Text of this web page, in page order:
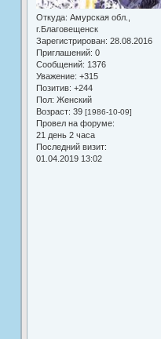
Откуда: Амурская обл.,
г.Благовещенск
Зарегистрирован: 28.08.2016
Приглашений: 0
Сообщений: 1376
Уважение: +315
Позитив: +244
Пол: Женский
Возраст: 39 [1986-10-09]
Провел на форуме:
21 день 2 часа
Последний визит:
01.04.2019 13:02